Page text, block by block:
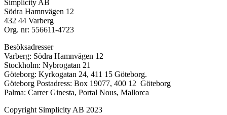
Simplicity AB
Södra Hamnvägen 12
432 44 Varberg
Org. nr: 556611-4723
Besöksadresser
Varberg: Södra Hamnvägen 12
Stockholm: Nybrogatan 21
Göteborg: Kyrkogatan 24, 411 15 Göteborg.
Göteborg Postadress: Box 19077, 400 12 Göteborg
Palma: Carrer Ginesta, Portal Nous, Mallorca
Copyright Simplicity AB 2023